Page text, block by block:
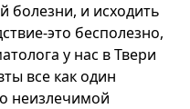
болезни, и исходить
это бесполезно,
у нас в Твери
все как один
неизлечимой